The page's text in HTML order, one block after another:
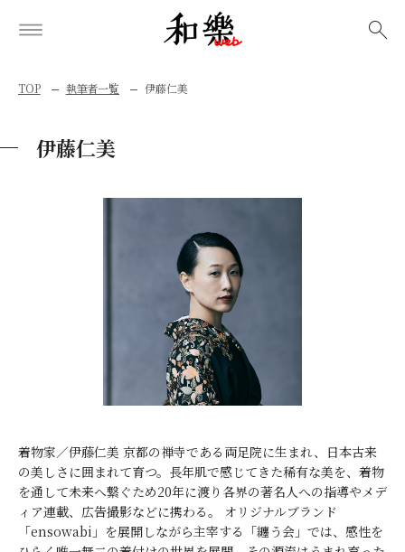
TOP 執筆者一覧 伊藤仁美
伊藤仁美
着物家／伊藤仁美 京都の禅寺である両足院に生まれ、日本古来
の美しさに囲まれて育つ。長年肌で感じてきた稀有な美を、着物
を通して未来へ繋ぐため20年に渡り各界の著名人への指導やメデ
ィア連載、広告撮影などに携わる。 オリジナルブランド
「ensowabi」を展開しながら主宰する「纏う会」では、感性を